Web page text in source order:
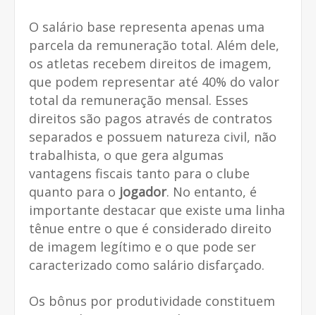
O salário base representa apenas uma
parcela da remuneração total. Além dele,
os atletas recebem direitos de imagem,
que podem representar até 40% do valor
total da remuneração mensal. Esses
direitos são pagos através de contratos
separados e possuem natureza civil, não
trabalhista, o que gera algumas
vantagens fiscais tanto para o clube
quanto para o jogador. No entanto, é
importante destacar que existe uma linha
tênue entre o que é considerado direito
de imagem legítimo e o que pode ser
caracterizado como salário disfarçado.
Os bônus por produtividade constituem